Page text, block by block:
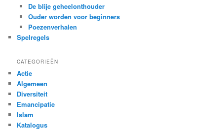
De blije geheelonthouder
Ouder worden voor beginners
Poezenverhalen
Spelregels
CATEGORIEËN
Actie
Algemeen
Diversiteit
Emancipatie
Islam
Katalogus